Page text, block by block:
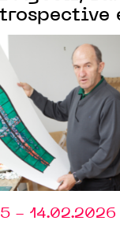
et
- 14.02.2026